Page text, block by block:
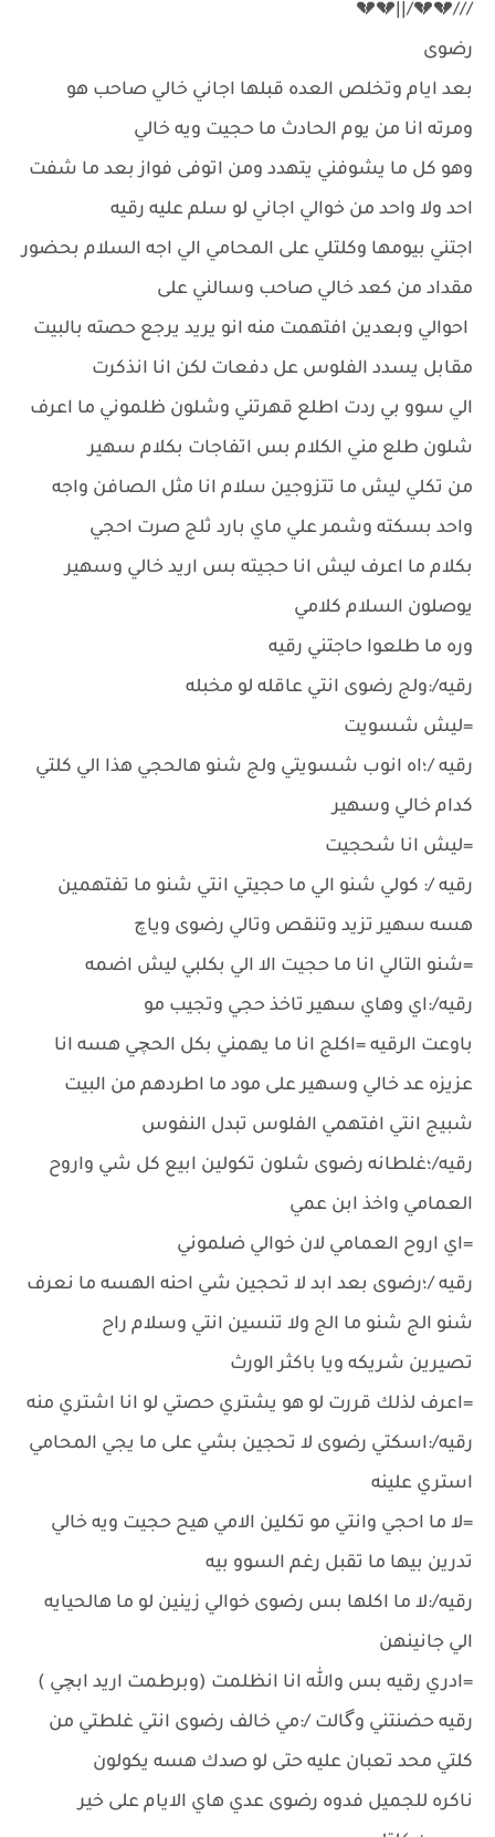
///💔💔/||💔💔
رضوى
بعد ايام وتخلص العده قبلها اجاني خالي صاحب هو
ومرته انا من يوم الحادث ما حجيت ويه خالي
وهو كل ما يشوفني يتهدد ومن اتوفى فواز بعد ما شفت
احد ولا واحد من خوالي اجاني لو سلم عليه رقيه
اجتني بيومها وكلتلي على المحامي الي اجه السلام بحضور
مقداد من كعد خالي صاحب وسالني على
احوالي وبعدين افتهمت منه انو يريد يرجع حصته بالبيت
مقابل يسدد الفلوس عل دفعات لكن انا انذكرت
الي سوو بي ردت اطلع قهرتني وشلون ظلموني ما اعرف
شلون طلع مني الكلام بس اتفاجات بكلام سهير
من تكلي ليش ما تتزوجين سلام انا مثل الصافن واجه
واحد بسكته وشمر علي ماي بارد ثلج صرت احجي
بكلام ما اعرف ليش انا حجيته بس اريد خالي وسهير
يوصلون السلام كلامي
وره ما طلعوا حاجتني رقيه
رقيه/:ولج رضوى انتي عاقله لو مخبله
=ليش شسويت
رقيه /؛اه انوب شسويتي ولج شنو هالحجي هذا الي كلتي
كدام خالي وسهير
=ليش انا شحجيت
رقيه /: كولي شنو الي ما حجيتي انتي شنو ما تفتهمين
هسه سهير تزيد وتنقص وتالي رضوى وياچ
=شنو التالي انا ما حجيت الا الي بكلبي ليش اضمه
رقيه/:اي وهاي سهير تاخذ حجي وتجيب مو
باوعت الرقيه =اكلج انا ما يهمني بكل الحچي هسه انا
عزيزه عد خالي وسهير على مود ما اطردهم من البيت
شبيج انتي افتهمي الفلوس تبدل النفوس
رقيه/؛غلطانه رضوى شلون تكولين ابيع كل شي واروح
العمامي واخذ ابن عمي
=اي اروح العمامي لان خوالي ضلموني
رقيه /؛رضوى بعد ابد لا تحجين شي احنه الهسه ما نعرف
شنو الج شنو ما الج ولا تنسين انتي وسلام راح
تصيرين شريكه ويا باكثر الورث
=اعرف لذلك قررت لو هو يشتري حصتي لو انا اشتري منه
رقيه/:اسكتي رضوى لا تحجين بشي على ما يجي المحامي
استري علينه
=لا ما احجي وانتي مو تكلين الامي هيح حجيت ويه خالي
تدرين بيها ما تقبل رغم السوو بيه
رقيه/:لا ما اكلها بس رضوى خوالي زينين لو ما هالحيايه
الي جانينهن
=ادري رقيه بس والله انا انظلمت (وبرطمت اريد ابچي )
رقيه حضنتني وگالت /:مي خالف رضوى انتي غلطتي من
كلتي محد تعبان عليه حتى لو صدك هسه يكولون
ناكره للجميل فدوه رضوى عدي هاي الايام على خير